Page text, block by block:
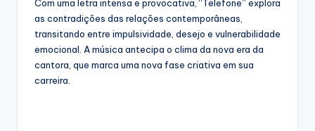
Com uma letra intensa e provocativa, “Telefone” explora
as contradições das relações contemporâneas,
transitando entre impulsividade, desejo e vulnerabilidade
emocional. A música antecipa o clima da nova era da
cantora, que marca uma nova fase criativa em sua
carreira.